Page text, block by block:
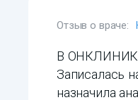
Отзыв о враче:
В ОНКЛИНИК
Записалась
назначила